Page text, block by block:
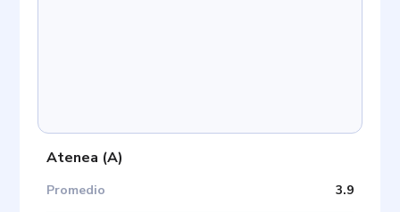
Atenea (A)
Promedio 3.9